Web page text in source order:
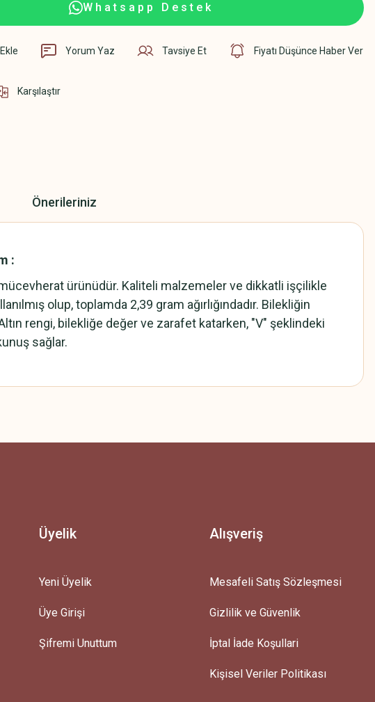
Whatsapp Destek
Yorum Yaz Tavsiye Et Fiyatı Düşünce Haber Ver
Karşılaştır
Önerileriniz
:
ürünüdür. Kaliteli malzemeler ve dikkatli işçilikle
olup, toplamda 2,39 gram ağırlığındadır. Bilekliğin
rengi, bilekliğe değer ve zarafet katarken, "V" şeklindeki
sağlar.
Üyelik
Yeni Üyelik
Üye Girişi
Şifremi Unuttum
Alışveriş
Mesafeli Satış Sözleşmesi
Gizlilik ve Güvenlik
İptal İade Koşullari
Kişisel Veriler Politikası